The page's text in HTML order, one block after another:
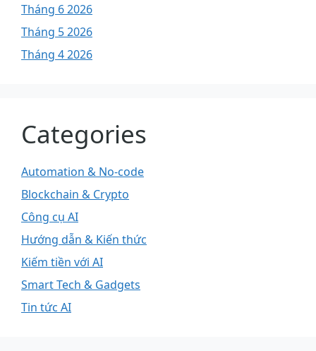
Tháng 6 2026
Tháng 5 2026
Tháng 4 2026
Categories
Automation & No-code
Blockchain & Crypto
Công cụ AI
Hướng dẫn & Kiến thức
Kiếm tiền với AI
Smart Tech & Gadgets
Tin tức AI